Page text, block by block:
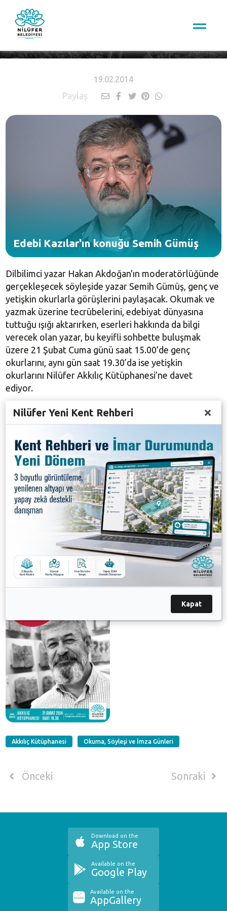
19.02.2014
Paylaş
Edebi Kazılar'ın konuğu Semih Gümüş
Dilbilimci yazar Hakan Akdoğan'ın moderatörlüğünde
gerçekleşecek söyleşide yazar Semih Gümüş, genç ve
yetişkin okurlarla görüşlerini paylaşacak. Okumak ve
yazmak üzerine tecrübelerini, edebiyat dünyasına
tuttuğu ışığı aktarırken, eserleri hakkında da bilgi
verecek olan yazar, bu keyifli sohbette buluşmak
üzere 21 Şubat Cuma günü saat 15.00’de genç
okurlarını, aynı gün saat 19.30’da ise yetişkin
okurlarını Nilüfer Akkılıç Kütüphanesi’ne davet
ediyor.
Semih Gümüş, 1956’da Ankara’da doğdu. 1981’de
Ankara Üniversitesi Siyasal Bilgiler Fakültesi’ni bitirdi.
İlk yazısı aynı yıl Yazko Edebiyat Dergisi’nde
yayımlandı. 1981-1985 yılları arasında Yarın
Dergisi’nin, 1995-2005 yılları arasında Adam Öykü
Dergisi’nin genel yayın yönetmenliğini yaptı. Pek çok
derginin kuruluşunda, yönetiminde yer aldı. 2006
Aralık ayında Notos Dergisi’nin yayın yönetmenliğini
üstlendi. Eleştiri ve deneme kitaplarının yanı sıra,
öykü antolojileri hazırladı.
Galeri
Akkılıç Kütüphanesi Okuma, Söyleşi ve İmza Günleri
Önceki Sonraki
Download on the
App Store
Available on the
Google Play
Available on the
AppGallery
Nilüfer Yeni Kent Rehberi
Kapat